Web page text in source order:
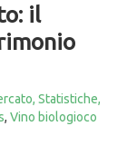
il
Statistiche,
, Vino biologioco